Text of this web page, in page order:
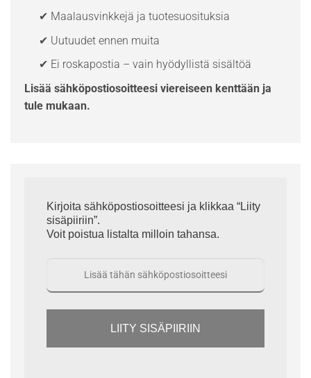
✔ Maalausvinkkejä ja tuotesuosituksia
✔ Uutuudet ennen muita
✔ Ei roskapostia – vain hyödyllistä sisältöä
Lisää sähköpostiosoitteesi viereiseen kenttään ja
tule mukaan.
Kirjoita sähköpostiosoitteesi ja klikkaa “Liity
sisäpiiriin”.
Voit poistua listalta milloin tahansa.
LIITY SISÄPIIRIIN